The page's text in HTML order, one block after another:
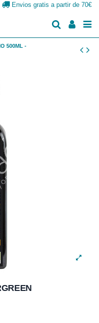
Envios gratis a partir de 70€
500ML -